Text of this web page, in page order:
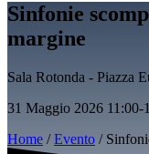
Sinfonie
margine
Sala Rotonda - Piazza
31 Maggio 2026 11:00-
Home /Evento /